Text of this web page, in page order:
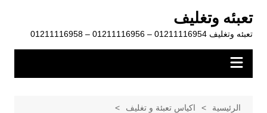
المحتوى
تعبئه وتغليف
تعبئه وتغليف 01211116954 – 01211116956 – 01211116958
الرئيسية
اكياس تعبئة و تغليف